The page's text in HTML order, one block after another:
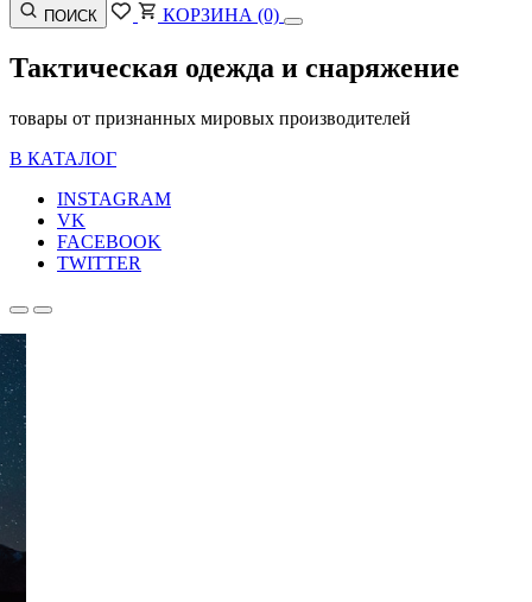
ПОИСК КОРЗИНА (0)
Тактическая одежда и снаряжение
товары от признанных мировых производителей
В КАТАЛОГ
INSTAGRAM
VK
FACEBOOK
TWITTER